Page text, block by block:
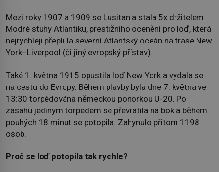
Mezi roky 1907 a 1909 se Lusitania stala 5x držitelem
Modré stuhy Atlantiku, prestižního ocenění pro loď, která
nejrychleji přeplula severní Atlantský oceán na trase New
York–Liverpool (či jiný evropský přístav).
Také 1. května 1915 opustila loď New York a vydala se
na cestu do Evropy. Během plavby byla dne 7. května ve
13:30 torpédována německou ponorkou U-20. Po
zásahu jediným torpédem se převrátila na bok a během
pouhých 18 minut se potopila. Zahynulo přitom 1198
osob.
Proč se loď potopila tak rychle?